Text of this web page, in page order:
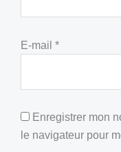
E-mail *
Enregistrer mon
le navigateur pour